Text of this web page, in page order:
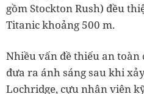
gồm Stockton Rush) đều
Titanic khoảng 500 m.
Nhiều vấn đề thiếu an toàn
đưa ra ánh sáng sau khi
Lochridge, cựu nhân viên